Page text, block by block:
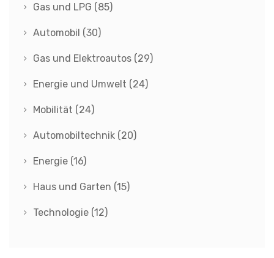
Gas und LPG (85)
Automobil (30)
Gas und Elektroautos (29)
Energie und Umwelt (24)
Mobilität (24)
Automobiltechnik (20)
Energie (16)
Haus und Garten (15)
Technologie (12)